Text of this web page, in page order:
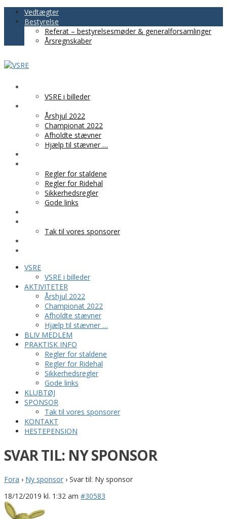
Vedtægter
Bestyrelse
Referat – bestyrelsesmøder & generalforsamlinger
Årsregnskaber
VSRE i billeder
Årshjul 2022
Championat 2022
Afholdte stævner
Hjælp til stævner …
Regler for staldene
Regler for Ridehal
Sikkerhedsregler
Gode links
Tak til vores sponsorer
VSRE
VSRE i billeder
AKTIVITETER
Årshjul 2022
Championat 2022
Afholdte stævner
Hjælp til stævner …
BLIV MEDLEM
PRAKTISK INFO
Regler for staldene
Regler for Ridehal
Sikkerhedsregler
Gode links
KLUBTØJ
SPONSOR
Tak til vores sponsorer
KONTAKT
HESTEPENSION
SVAR TIL: NY SPONSOR
Fora › Ny sponsor › Svar til: Ny sponsor
18/12/2019 kl. 1:32 am #30583